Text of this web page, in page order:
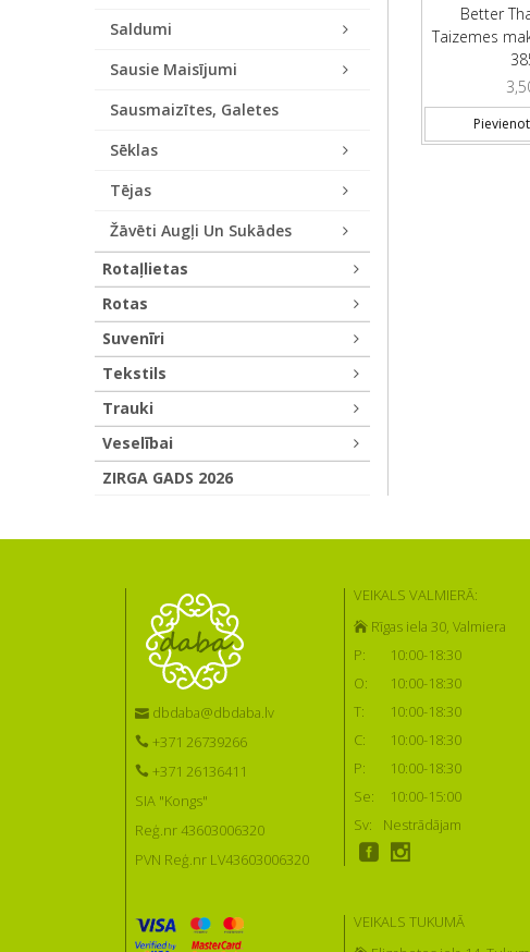
Better
Taizemes
Saldumi
Sausie Maisījumi
Sausmaizītes, Galetes
Sēklas
Tējas
Žāvēti Augļi Un Sukādes
Rotaļlietas
Rotas
Suvenīri
Tekstils
Trauki
Veselībai
ZIRGA GADS 2026
dbdaba@dbdaba.lv
+371 26739266
+371 26136411
SIA "Kongs"
Reģ.nr 43603006320
PVN Reģ.nr LV43603006320
VEIKALS VALMIERĀ:
Rīgas iela 30, Valmiera
P:
10:00-18:30
O:
10:00-18:30
T:
10:00-18:30
C:
10:00-18:30
P:
10:00-18:30
Se:
10:00-15:00
Sv:
Nestrādājam
VEIKALS TUKUMĀ